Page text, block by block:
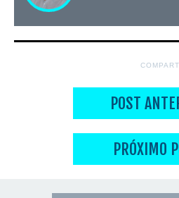
POST
PRÓXIMO